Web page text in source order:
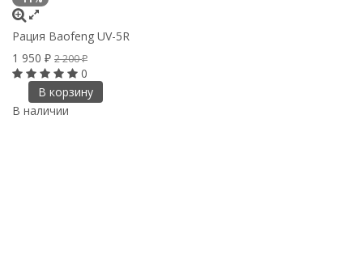
Рация Baofeng UV-5R
1 950 ₽ 2 200₽
0
В корзину
В наличии